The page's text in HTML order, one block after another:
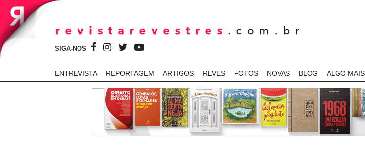
SIGA-NOS
ENTREVISTA REPORTAGEM ARTIGOS REVES FOTOS NOVAS BLOG ALGO MAIS